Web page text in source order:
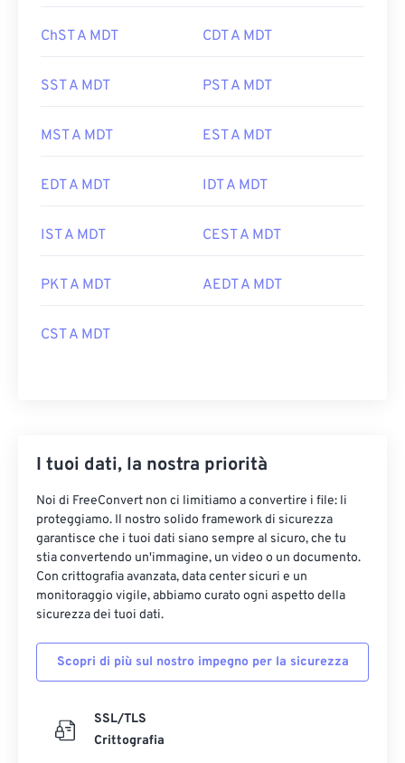
ChST A MDT CDT A MDT
SST A MDT PST A MDT
MST A MDT EST A MDT
EDT A MDT IDT A MDT
IST A MDT CEST A MDT
PKT A MDT AEDT A MDT
CST A MDT
I tuoi dati, la nostra priorità
Noi di FreeConvert non ci limitiamo a convertire i file: li
proteggiamo. Il nostro solido framework di sicurezza
garantisce che i tuoi dati siano sempre al sicuro, che tu
stia convertendo un'immagine, un video o un documento.
Con crittografia avanzata, data center sicuri e un
monitoraggio vigile, abbiamo curato ogni aspetto della
sicurezza dei tuoi dati.
Scopri di più sul nostro impegno per la sicurezza
SSL/TLS
Crittografia